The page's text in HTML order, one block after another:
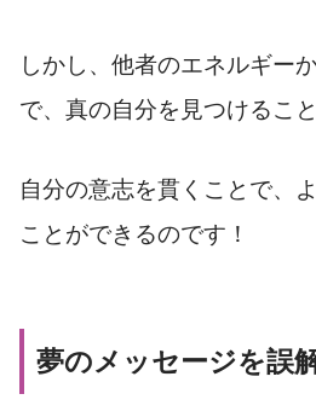
しかし、他者のエネルギー
で、真の自分を見つけるこ
自分の意志を貫くことで、
ことができるのです！
夢のメッセージを誤